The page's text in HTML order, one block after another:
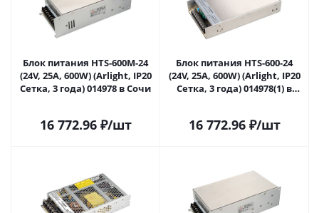
Блок питания HTS-600M-24
(24V, 25A, 600W) (Arlight, IP20
Сетка, 3 года) 014978 в Сочи
16 772.96₽/шт
Блок питания HTS-600-24
(24V, 25A, 600W) (Arlight, IP20
Сетка, 3 года) 014978(1) в
16 772.96₽/шт